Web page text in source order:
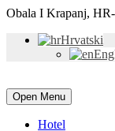
Obala I Krapanj,
Hrvatski
Open Menu
Hotel